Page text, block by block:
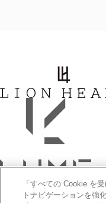
ITEM CATEGORY
「すべての Cookie を
トナビゲーションを強